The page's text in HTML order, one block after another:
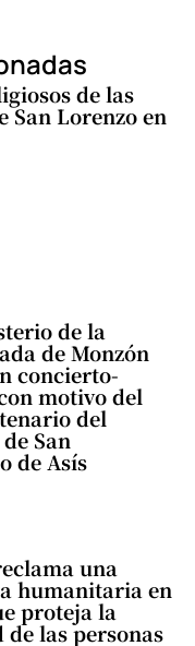
de las
San Lorenzo en
de la
de Monzón
concierto-
motivo del
del
San
de Asís
una
humanitaria en
proteja la
las personas